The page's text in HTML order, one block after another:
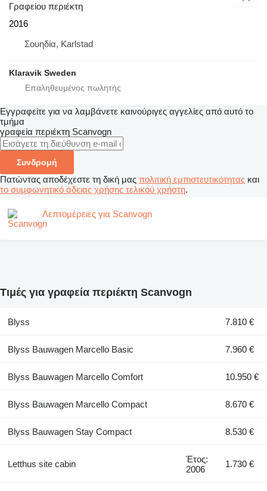
Γραφείου περιέκτη
2016
Σουηδία, Karlstad
Klaravik Sweden
Εγγραφείτε για να λαμβάνετε καινούριγες αγγελίες από αυτό το
τμήμα
γραφεία περιέκτη Scanvogn
Συνδρομή
Πατώντας αποδέχεστε τη δική μας πολιτική εμπιστευτικότητας και
το συμφωνητικό άδειας χρήσης τελικού χρήστη.
Λεπτομέρειες για Scanvogn
Τιμές για γραφεία περιέκτη Scanvogn
Blyss 7.810 €
Blyss Bauwagen Marcello Basic 7.960 €
Blyss Bauwagen Marcello Comfort 10.950 €
Blyss Bauwagen Marcello Compact 8.670 €
Blyss Bauwagen Stay Compact 8.530 €
Letthus site cabin
Έτος:
2006
1.730 €